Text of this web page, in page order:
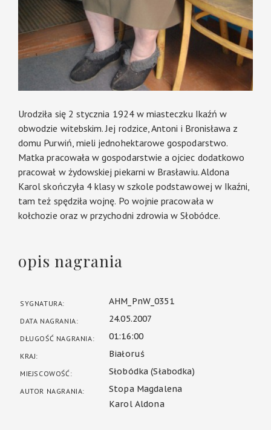
Urodziła się 2 stycznia 1924 w miasteczku Ikaźń w
obwodzie witebskim. Jej rodzice, Antoni i Bronisława z
domu Purwiń, mieli jednohektarowe gospodarstwo.
Matka pracowała w gospodarstwie a ojciec dodatkowo
pracował w żydowskiej piekarni w Brasławiu. Aldona
Karol skończyła 4 klasy w szkole podstawowej w Ikaźni,
tam też spędziła wojnę. Po wojnie pracowała w
kołchozie oraz w przychodni zdrowia w Słobódce.
opis nagrania
SYGNATURA: AHM_PnW_0351
DATA NAGRANIA: 24.05.2007
DŁUGOŚĆ NAGRANIA: 01:16:00
KRAJ: Białoruś
MIEJSCOWOŚĆ: Słobódka (Słabodka)
AUTOR NAGRANIA:
Stopa Magdalena
Karol Aldona